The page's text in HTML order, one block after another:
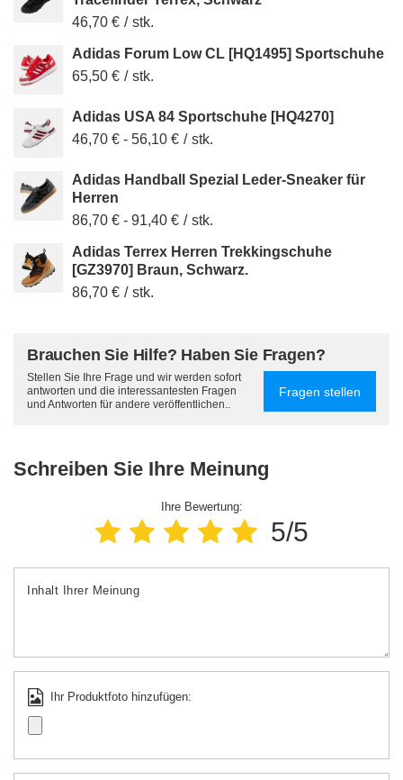
46,70 € / stk.
Adidas Forum Low CL [HQ1495] Sportschuhe
65,50 € / stk.
Adidas USA 84 Sportschuhe [HQ4270]
46,70 € - 56,10 € / stk.
Adidas Handball Spezial Leder-Sneaker für
Herren
86,70 € - 91,40 € / stk.
Adidas Terrex Herren Trekkingschuhe
[GZ3970] Braun, Schwarz.
86,70 € / stk.
Brauchen Sie Hilfe? Haben Sie Fragen?
Stellen Sie Ihre Frage und wir werden sofort
antworten und die interessantesten Fragen
und Antworten für andere veröffentlichen..
Fragen stellen
Schreiben Sie Ihre Meinung
Ihre Bewertung:
5/5
Inhalt Ihrer Meinung
Ihr Produktfoto hinzufügen: